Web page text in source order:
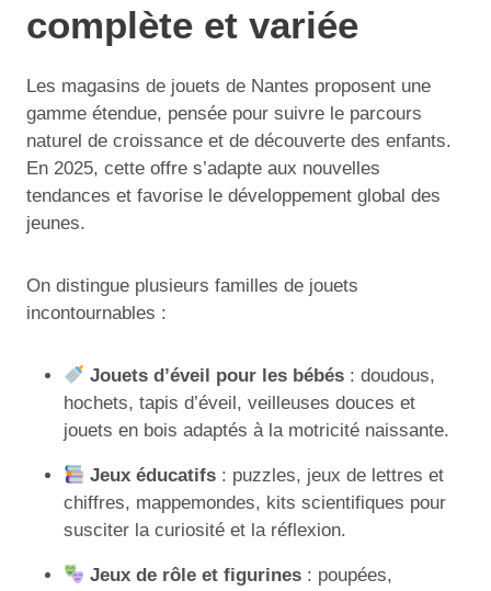
complète et variée
Les magasins de jouets de Nantes proposent une
gamme étendue, pensée pour suivre le parcours
naturel de croissance et de découverte des enfants.
En 2025, cette offre s’adapte aux nouvelles
tendances et favorise le développement global des
jeunes.
On distingue plusieurs familles de jouets
incontournables :
Jouets d’éveil pour les bébés : doudous,
hochets, tapis d’éveil, veilleuses douces et
jouets en bois adaptés à la motricité naissante.
Jeux éducatifs : puzzles, jeux de lettres et
chiffres, mappemondes, kits scientifiques pour
susciter la curiosité et la réflexion.
Jeux de rôle et figurines : poupées,